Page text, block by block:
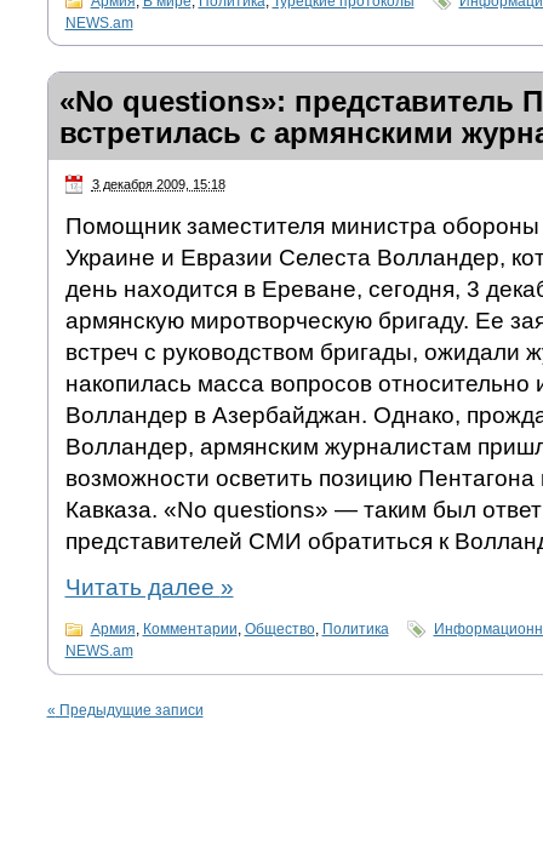
NEWS.am
«No questions»: представитель
встретилась с армянскими
3 декабря 2009, 15:18
Помощник заместителя министра
Украине и Евразии Селеста Волландер,
день находится в Ереване, сегодня, 3
армянскую миротворческую бригаду. Ее
встреч с руководством бригады, ожидали
накопилась масса вопросов относительно
Волландер в Азербайджан. Однако,
Волландер, армянским журналистам
возможности осветить позицию
Кавказа. «No questions» — таким был
представителей СМИ обратиться к
Читать далее »
Армия, Комментарии, Общество, Политика
NEWS.am
« Предыдущие записи